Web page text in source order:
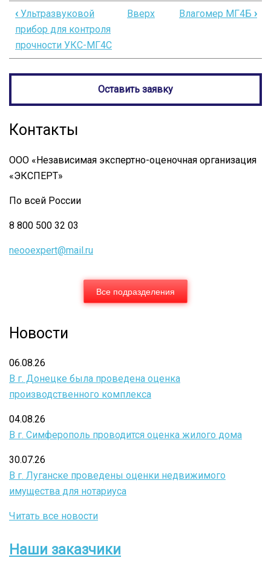
Перекрёстные
ссылки
книги
для
Ультразвуковой
толщиномер
А1209
‹ Ультразвуковой
прибор для контроля
прочности УКС-МГ4С
Вверх Влагомер МГ4Б ›
Оставить заявку
Контакты
ООО «Независимая экспертно-оценочная организация
«ЭКСПЕРТ»
По всей России
8 800 500 32 03
neooexpert@mail.ru
Все подразделения
Новости
06.08.26
В г. Донецке была проведена оценка
производственного комплекса
04.08.26
В г. Симферополь проводится оценка жилого дома
30.07.26
В г. Луганске проведены оценки недвижимого
имущества для нотариуса
Читать все новости
Боковое
Наши заказчики